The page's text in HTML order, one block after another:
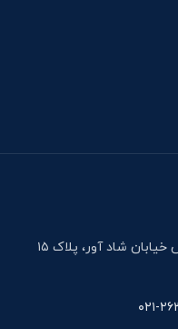
آدرس دفتر: خیابان مقدس اردبیلی، نبش خیابان شاد آور، پلاک ۱۵